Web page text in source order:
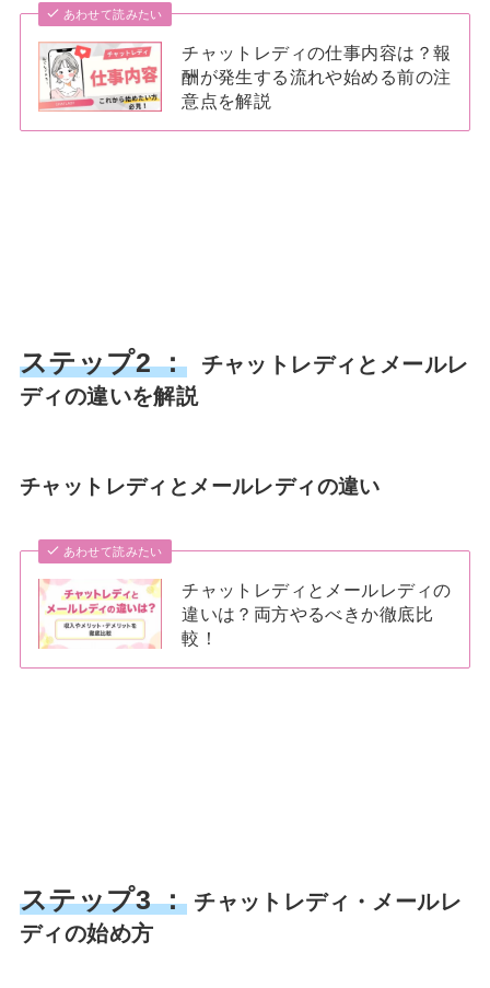
あわせて読みたい
チャットレディの仕事内容は？報
酬が発生する流れや始める前の注
意点を解説
ステップ2 ：チャットレディとメールレ
ディの違いを解説
チャットレディとメールレディの違い
あわせて読みたい
チャットレディとメールレディの
違いは？両方やるべきか徹底比
較！
ステップ3 ：チャットレディ・メールレ
ディの始め方